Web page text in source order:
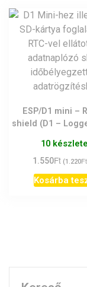
ESP/D1 mini –
shield (D1 –
10
1.550Ft (1.220Ft
Kosárba